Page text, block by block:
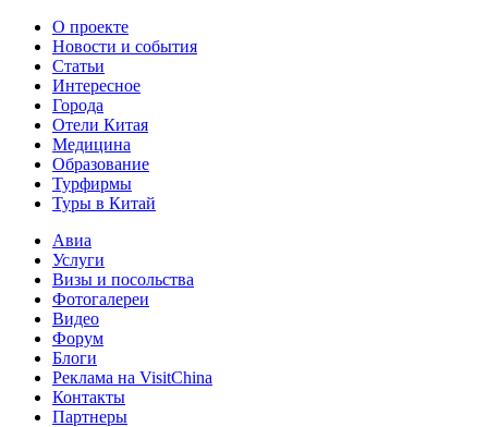
О проекте
Новости и события
Статьи
Интересное
Города
Отели Китая
Медицина
Образование
Турфирмы
Туры в Китай
Авиа
Услуги
Визы и посольства
Фотогалереи
Видео
Форум
Блоги
Реклама на VisitChina
Контакты
Партнеры